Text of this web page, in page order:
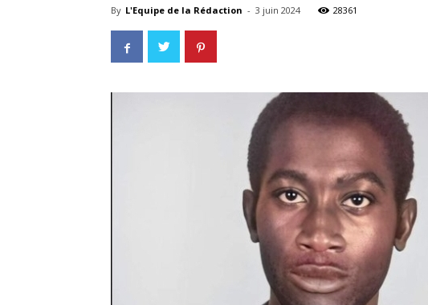
By L'Equipe de la Rédaction - 3 juin 2024 28361